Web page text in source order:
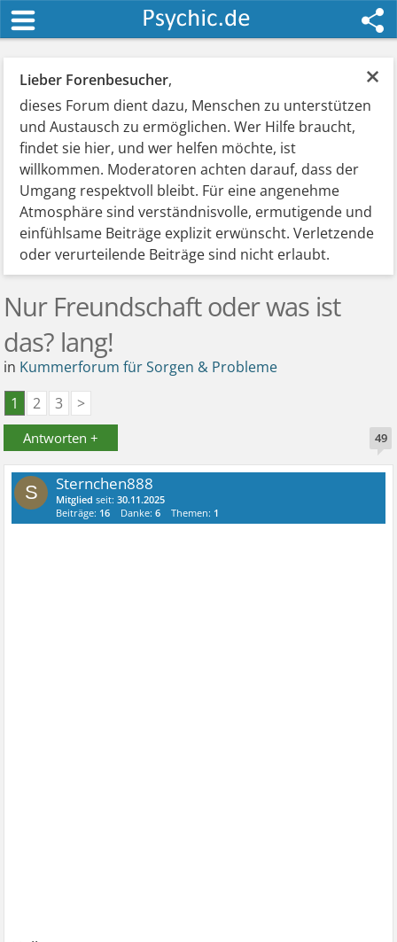
×
Lieber Forenbesucher,
dieses Forum dient dazu, Menschen zu unterstützen
und Austausch zu ermöglichen. Wer Hilfe braucht,
findet sie hier, und wer helfen möchte, ist
willkommen. Moderatoren achten darauf, dass der
Umgang respektvoll bleibt. Für eine angenehme
Atmosphäre sind verständnisvolle, ermutigende und
einfühlsame Beiträge explizit erwünscht. Verletzende
oder verurteilende Beiträge sind nicht erlaubt.
Nur Freundschaft oder was ist
das? lang!
in Kummerforum für Sorgen & Probleme
1
2 3 >
Antworten + 49
S Sternchen888
Mitglied seit:30.11.2025
Beiträge: 16 Danke:6 Themen: 1